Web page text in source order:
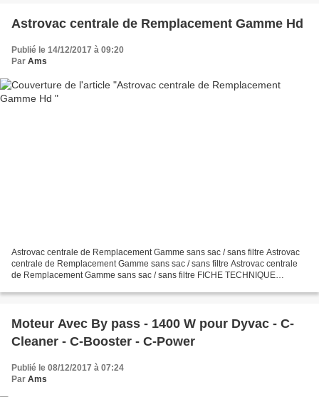
Astrovac centrale de Remplacement Gamme Hd
Publié le 14/12/2017 à 09:20
Par Ams
Astrovac centrale de Remplacement Gamme sans sac / sans filtre Astrovac
centrale de Remplacement Gamme sans sac / sans filtre Astrovac centrale
de Remplacement Gamme sans sac / sans filtre FICHE TECHNIQUE
Moteur Avec By pass - 1400 W pour Dyvac - C-
Cleaner - C-Booster - C-Power
Publié le 08/12/2017 à 07:24
Par Ams